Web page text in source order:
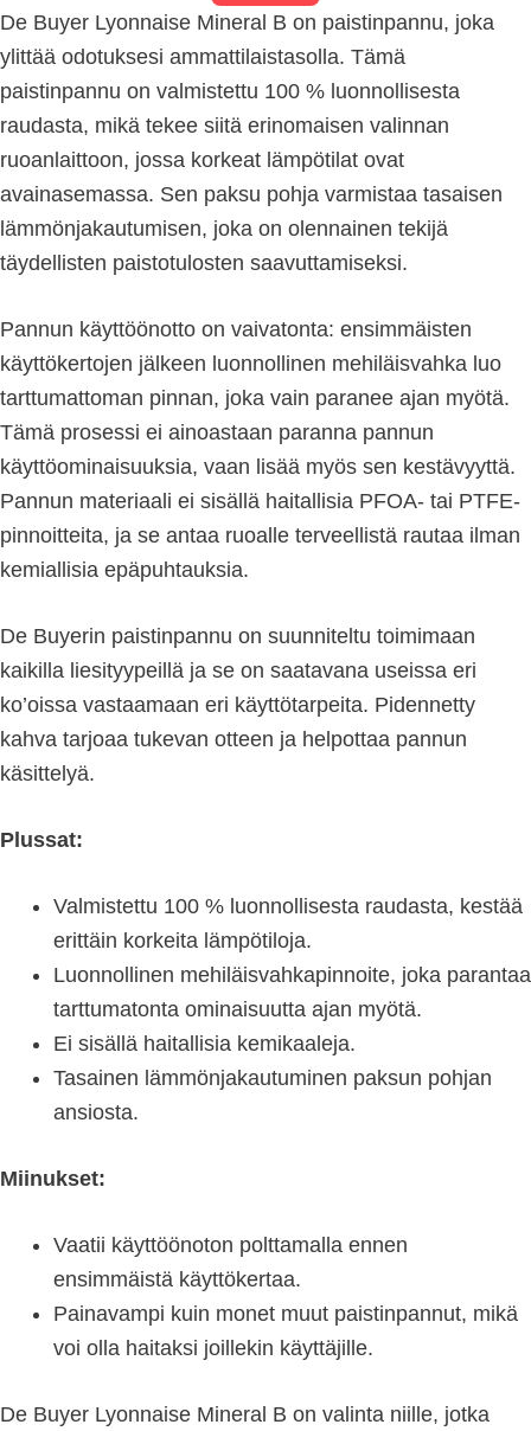
De Buyer Lyonnaise Mineral B on paistinpannu, joka
ylittää odotuksesi ammattilaistasolla. Tämä
paistinpannu on valmistettu 100 % luonnollisesta
raudasta, mikä tekee siitä erinomaisen valinnan
ruoanlaittoon, jossa korkeat lämpötilat ovat
avainasemassa. Sen paksu pohja varmistaa tasaisen
lämmönjakautumisen, joka on olennainen tekijä
täydellisten paistotulosten saavuttamiseksi.
Pannun käyttöönotto on vaivatonta: ensimmäisten
käyttökertojen jälkeen luonnollinen mehiläisvahka luo
tarttumattoman pinnan, joka vain paranee ajan myötä.
Tämä prosessi ei ainoastaan paranna pannun
käyttöominaisuuksia, vaan lisää myös sen kestävyyttä.
Pannun materiaali ei sisällä haitallisia PFOA- tai PTFE-
pinnoitteita, ja se antaa ruoalle terveellistä rautaa ilman
kemiallisia epäpuhtauksia.
De Buyerin paistinpannu on suunniteltu toimimaan
kaikilla liesityypeillä ja se on saatavana useissa eri
ko’oissa vastaamaan eri käyttötarpeita. Pidennetty
kahva tarjoaa tukevan otteen ja helpottaa pannun
käsittelyä.
Plussat:
Valmistettu 100 % luonnollisesta raudasta, kestää
erittäin korkeita lämpötiloja.
Luonnollinen mehiläisvahkapinnoite, joka parantaa
tarttumatonta ominaisuutta ajan myötä.
Ei sisällä haitallisia kemikaaleja.
Tasainen lämmönjakautuminen paksun pohjan
ansiosta.
Miinukset:
Vaatii käyttöönoton polttamalla ennen
ensimmäistä käyttökertaa.
Painavampi kuin monet muut paistinpannut, mikä
voi olla haitaksi joillekin käyttäjille.
De Buyer Lyonnaise Mineral B on valinta niille, jotka